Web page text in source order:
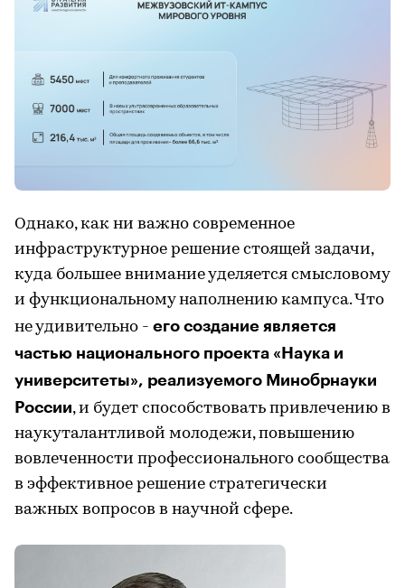
Однако, как ни важно современное
инфраструктурное решение стоящей задачи,
куда большее внимание уделяется смысловому
и функциональному наполнению кампуса. Что
не удивительно - его создание является
частью национального проекта «Наука и
университеты», реализуемого Минобрнауки
России, и будет способствовать привлечению в
наукуталантливой молодежи, повышению
вовлеченности профессионального сообщества
в эффективное решение стратегически
важных вопросов в научной сфере.